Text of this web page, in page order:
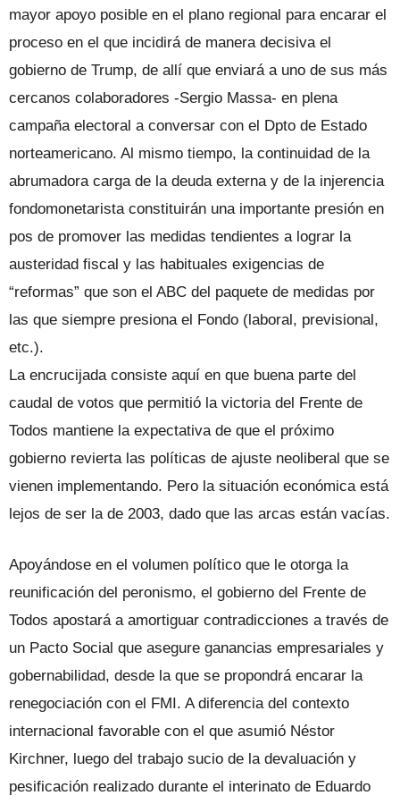
mayor apoyo posible en el plano regional para encarar el
proceso en el que incidirá de manera decisiva el
gobierno de Trump, de allí que enviará a uno de sus más
cercanos colaboradores -Sergio Massa- en plena
campaña electoral a conversar con el Dpto de Estado
norteamericano. Al mismo tiempo, la continuidad de la
abrumadora carga de la deuda externa y de la injerencia
fondomonetarista constituirán una importante presión en
pos de promover las medidas tendientes a lograr la
austeridad fiscal y las habituales exigencias de
“reformas” que son el ABC del paquete de medidas por
las que siempre presiona el Fondo (laboral, previsional,
etc.).
La encrucijada consiste aquí en que buena parte del
caudal de votos que permitió la victoria del Frente de
Todos mantiene la expectativa de que el próximo
gobierno revierta las políticas de ajuste neoliberal que se
vienen implementando. Pero la situación económica está
lejos de ser la de 2003, dado que las arcas están vacías.
Apoyándose en el volumen político que le otorga la
reunificación del peronismo, el gobierno del Frente de
Todos apostará a amortiguar contradicciones a través de
un Pacto Social que asegure ganancias empresariales y
gobernabilidad, desde la que se propondrá encarar la
renegociación con el FMI. A diferencia del contexto
internacional favorable con el que asumió Néstor
Kirchner, luego del trabajo sucio de la devaluación y
pesificación realizado durante el interinato de Eduardo